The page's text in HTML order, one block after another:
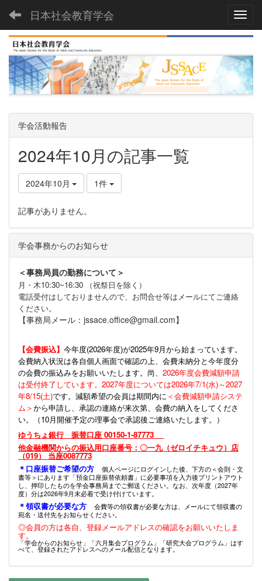
日本社会教育学会
学会活動報告
2024年10月の記事一覧
2024年10月 1件
記事がありません。
学会事務からのお知らせ
＜事務局員の勤務について＞
月・木10:30~16:30 （祝祭日を除く）
電話受付はしておりませんので、お問合せ等はメールにてご連絡
ください。
【事務局メール：jssace.office@gmail.com】
【会費振込】 今年度(2026年度)が2025年9月から始まっています。
会費納入状況は各自個人画面で確認の上、会費未納分と今年度分
の会費の振込みをお願いいたします。尚、 2026年度会費減額申請
は受付終了しています。2027年度については2026年7/1(水)～2027
年8/15(土)です。減額希望の会員は期間内に ＜会費減額申請システ
ム＞から申請し、承認の連絡が来次第、会費の納入をしてくださ
い。（10月開催予定の理事会で承認後ご連絡いたします。）
ゆうちょ銀行 振替口座 00150-1-87773
他金融機関からの振込用口座番号：〇一九（ゼロイチキュウ）店
（019） 当座0087773
＊口座振替ご希望の方
個人ページにログインした後、下方の＜会則・文
書等＞にあります「預金口座振替依頼書」に必要事項を入力後プリントアウト
し、押印したものを学会事務局までご郵送ください。なお、次年度（2027年
度）分は2026年9月末必着で受け付けています。
＊領収書が必要な方
会費等の領収書が必要な方は、メールにて領収書の
宛名・送付先をお知らせください。
◎会員の方は各自、登録メールアドレスの確認をお願いいたしま
す。
「学会からのお知らせ」「六月集会プログラム」「研究大会プログラム」はす
べて、登録されたアドレスへのメール配信となります。